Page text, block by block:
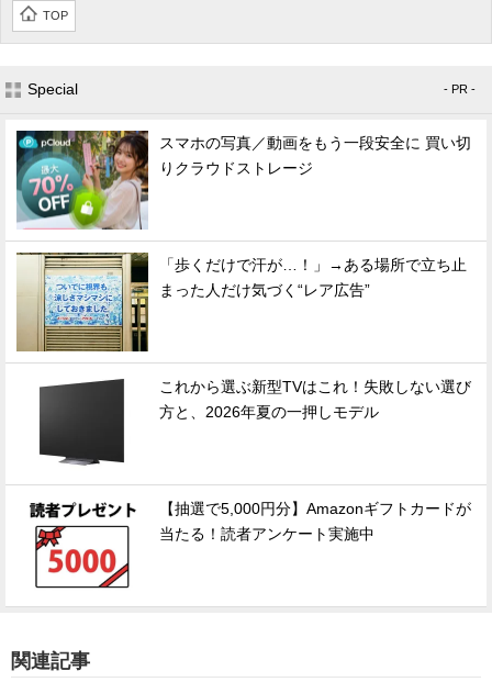
TOP
Special - PR -
スマホの写真／動画をもう一段安全に 買い切
りクラウドストレージ
「歩くだけで汗が…！」→ある場所で立ち止
まった人だけ気づく“レア広告”
これから選ぶ新型TVはこれ！失敗しない選び
方と、2026年夏の一押しモデル
【抽選で5,000円分】Amazonギフトカードが
当たる！読者アンケート実施中
関連記事